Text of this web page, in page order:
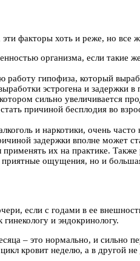
факторы хоть и реже, но все
организма, если такие
гипофиза, который
эстрогена и задержки в
сильно увеличивается
причиной бесплодия во
и наркотики, очень
задержки вполне может
их на практике.
ощущения, но и
если с годами в ее
и эндокринологу.
– это нормально, и сильно
кровит неделю, а в другой